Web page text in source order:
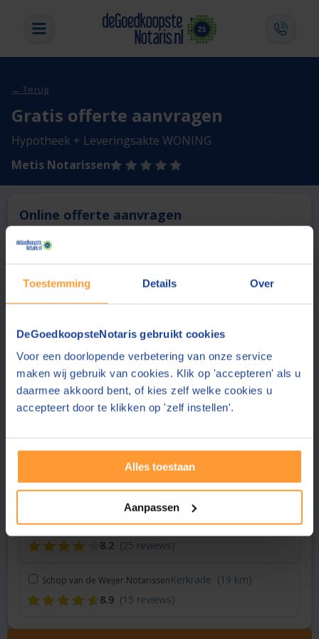
Toestemming Details Over
DeGoedkoopsteNotaris gebruikt cookies
Voor een doorlopende verbetering van onze service
maken wij gebruik van cookies. Klik op 'accepteren' als u
daarmee akkoord bent, of kies zelf welke cookies u
accepteert door te klikken op 'zelf instellen'.
Alles toestaan
Aanpassen
← Terug
Gratis offerte aanvragen
Hypotheek + Leveringsakte WONING
Metis Notarissen
Online offerte aanvragen
Deze notaris biedt momenteel niet de mogelijkheid online
1 Vergelijk en bespaar
Vraag een offerte aan bij een andere notaris in de buurt
Notariskantoor PiekEcht (8 km)
8.2
(25 reviews)
NH-Notaris
(9 km)
9.2 (10 reviews)
Zuidervaart & Tammenga NotarisBrunssum
9.2 (248 reviews)
AKTIE Notaris Zuid-LimburgEcht (11 km)
8.2 (25 reviews)
Schop van de Weijer NotarissenKerkrade (19 km)
8.9 (15 reviews)